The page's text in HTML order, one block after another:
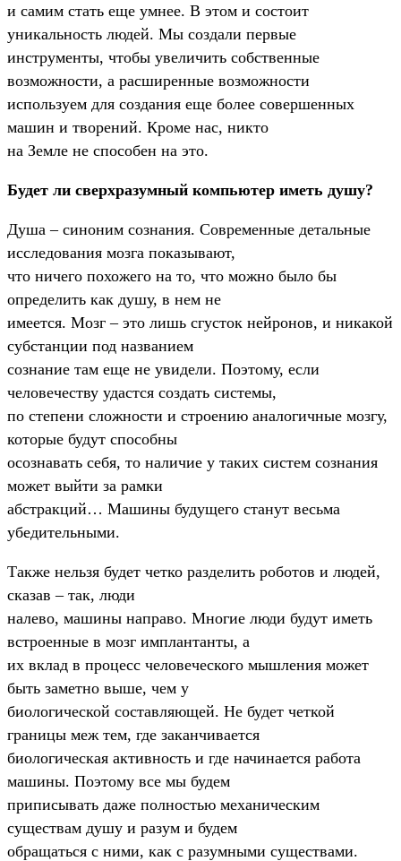
и самим стать еще умнее. В этом и состоит
уникальность людей. Мы создали первые
инструменты, чтобы увеличить собственные
возможности, а расширенные возможности
используем для создания еще более совершенных
машин и творений. Кроме нас, никто
на Земле не способен на это.
Будет ли сверхразумный компьютер иметь душу?
Душа – синоним сознания. Современные детальные
исследования мозга показывают,
что ничего похожего на то, что можно было бы
определить как душу, в нем не
имеется. Мозг – это лишь сгусток нейронов, и никакой
субстанции под названием
сознание там еще не увидели. Поэтому, если
человечеству удастся создать системы,
по степени сложности и строению аналогичные мозгу,
которые будут способны
осознавать себя, то наличие у таких систем сознания
может выйти за рамки
абстракций… Машины будущего станут весьма
убедительными.
Также нельзя будет четко разделить роботов и людей,
сказав – так, люди
налево, машины направо. Многие люди будут иметь
встроенные в мозг имплантанты, а
их вклад в процесс человеческого мышления может
быть заметно выше, чем у
биологической составляющей. Не будет четкой
границы меж тем, где заканчивается
биологическая активность и где начинается работа
машины. Поэтому все мы будем
приписывать даже полностью механическим
существам душу и разум и будем
обращаться с ними, как с разумными существами.